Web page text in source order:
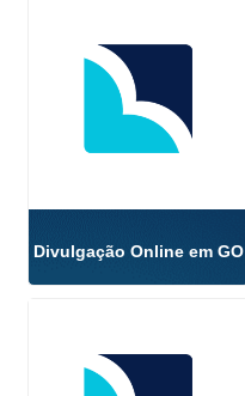
Divulgação Online em GO